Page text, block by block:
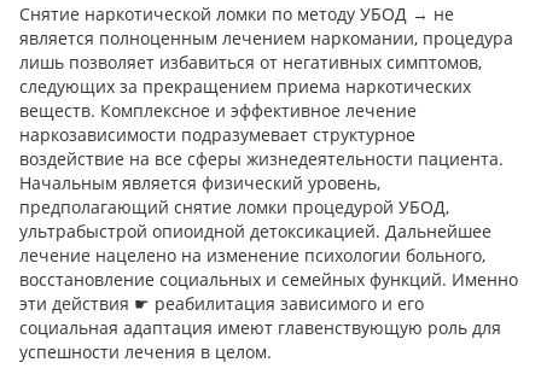
Снятие наркотической ломки по методу УБОД → не
является полноценным лечением наркомании, процедура
лишь позволяет избавиться от негативных симптомов,
следующих за прекращением приема наркотических
веществ. Комплексное и эффективное лечение
наркозависимости подразумевает структурное
воздействие на все сферы жизнедеятельности пациента.
Начальным является физический уровень,
предполагающий снятие ломки процедурой УБОД,
ультрабыстрой опиоидной детоксикацией. Дальнейшее
лечение нацелено на изменение психологии больного,
восстановление социальных и семейных функций. Именно
эти действия ☛ реабилитация зависимого и его
социальная адаптация имеют главенствующую роль для
успешности лечения в целом.